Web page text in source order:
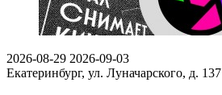
2026-08-29 2026-09-03
Екатеринбург, ул. Луначарского, д. 137